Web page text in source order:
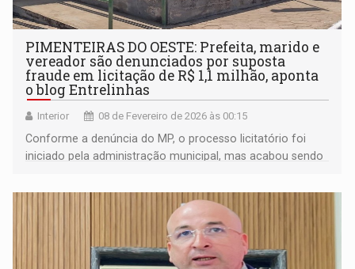
PIMENTEIRAS DO OESTE: Prefeita, marido e
vereador são denunciados por suposta
fraude em licitação de R$ 1,1 milhão, aponta
o blog Entrelinhas
Interior 08 de Fevereiro de 2026 às 00:15
Conforme a denúncia do MP, o processo licitatório foi
iniciado pela administração municipal, mas acabou sendo